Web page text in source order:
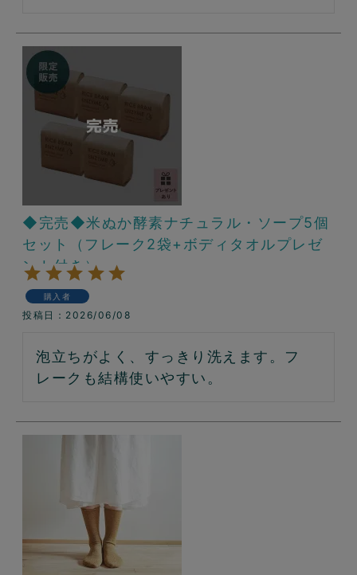
◆完売◆米ぬか酵素ナチュラル・ソープ5個
セット（フレーク2袋+ボディタオルプレゼ
ント付き）
購入者
投稿日 2026/06/08
泡立ちがよく、すっきり洗えます。フ
レークも結構使いやすい。